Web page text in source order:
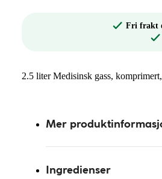
Fri frakt
2.5 liter Medisinsk gass,
Mer
Ingredienser